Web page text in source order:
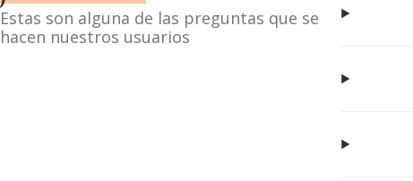
Estas son alguna de las preguntas que se
hacen nuestros usuarios